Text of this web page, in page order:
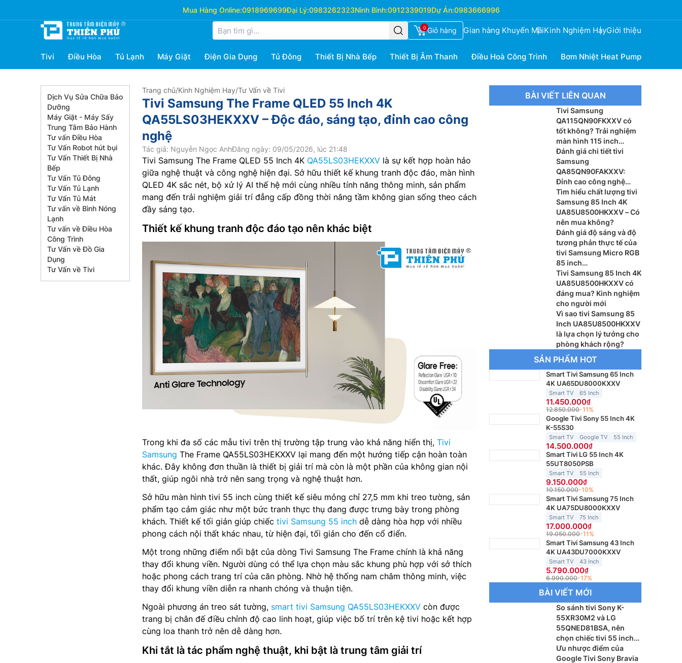
Mua Hàng Online:0918969699Đại Lý:0983262323Ninh Bình:0912339019Dự Án:0983666996
0 Giỏ hàng Gian hàng Khuyến MãiKinh Nghiệm HayGiới thiệu
Tivi Điều Hòa Tủ Lạnh Máy Giặt Điện Gia Dụng Tủ Đông Thiết Bị Nhà Bếp Thiết Bị Âm Thanh Điều Hoà Công Trình Bơm Nhiệt Heat Pump
Dịch Vụ Sửa Chữa Bảo
Dưỡng
Máy Giặt - Máy Sấy
Trung Tâm Bảo Hành
Tư vấn Điều Hòa
Tư Vấn Robot hút bụi
Tư Vấn Thiết Bị Nhà
Bếp
Tư Vấn Tủ Đông
Tư Vấn Tủ Lạnh
Tư Vấn Tủ Mát
Tư vấn về Bình Nóng
Lạnh
Tư vấn về Điều Hòa
Công Trình
Tư Vấn về Đồ Gia
Dụng
Tư Vấn về Tivi
Trang chủ/Kinh Nghiệm Hay/Tư Vấn về Tivi
Tivi Samsung The Frame QLED 55 Inch 4K
QA55LS03HEKXXV – Độc đáo, sáng tạo, đỉnh cao công
nghệ
Tác giả: Nguyễn Ngọc AnhĐăng ngày: 09/05/2026, lúc 21:48
Tivi Samsung The Frame QLED 55 Inch 4K QA55LS03HEKXXV là sự kết hợp hoàn hảo
giữa nghệ thuật và công nghệ hiện đại. Sở hữu thiết kế khung tranh độc đáo, màn hình
QLED 4K sắc nét, bộ xử lý AI thế hệ mới cùng nhiều tính năng thông minh, sản phẩm
mang đến trải nghiệm giải trí đẳng cấp đồng thời nâng tầm không gian sống theo cách
đầy sáng tạo.
Thiết kế khung tranh độc đáo tạo nên khác biệt
Trong khi đa số các mẫu tivi trên thị trường tập trung vào khả năng hiển thị, Tivi
Samsung The Frame QA55LS03HEKXXV lại mang đến một hướng tiếp cận hoàn toàn
khác. Đây không đơn thuần là thiết bị giải trí mà còn là một phần của không gian nội
thất, giúp ngôi nhà trở nên sang trọng và nghệ thuật hơn.
Sở hữu màn hình tivi 55 inch cùng thiết kế siêu mỏng chỉ 27,5 mm khi treo tường, sản
phẩm tạo cảm giác như một bức tranh thực thụ đang được trưng bày trong phòng
khách. Thiết kế tối giản giúp chiếc tivi Samsung 55 inch dễ dàng hòa hợp với nhiều
phong cách nội thất khác nhau, từ hiện đại, tối giản cho đến cổ điển.
Một trong những điểm nổi bật của dòng Tivi Samsung The Frame chính là khả năng
thay đổi khung viền. Người dùng có thể lựa chọn màu sắc khung phù hợp với sở thích
hoặc phong cách trang trí của căn phòng. Nhờ hệ thống nam châm thông minh, việc
thay đổi khung viền diễn ra nhanh chóng và thuận tiện.
Ngoài phương án treo sát tường, smart tivi Samsung QA55LS03HEKXXV còn được
trang bị chân đế điều chỉnh độ cao linh hoạt, giúp việc bố trí trên kệ tivi hoặc kết hợp
cùng loa thanh trở nên dễ dàng hơn.
Khi tắt là tác phẩm nghệ thuật, khi bật là trung tâm giải trí
BÀI VIẾT LIÊN QUAN
Tivi Samsung
QA115QN90FKXXV có
tốt không? Trải nghiệm
màn hình 115 inch
khổng lồ
Đánh giá chi tiết tivi
Samsung
QA85QN90FAKXXV:
Đỉnh cao công nghệ
Vision AI thế hệ mới
Tìm hiểu chất lượng tivi
Samsung 85 Inch 4K
UA85U8500HKXXV – Có
nên mua không?
Đánh giá độ sáng và độ
tương phản thực tế của
tivi Samsung Micro RGB
85 inch
MRA85R95HXKXXV
Tivi Samsung 85 Inch 4K
UA85U8500HKXXV có
đáng mua? Kinh nghiệm
cho người mới
Vì sao tivi Samsung 85
Inch UA85U8500HKXXV
là lựa chọn lý tưởng cho
phòng khách rộng?
SẢN PHẨM HOT
Smart Tivi Samsung 65 Inch
4K UA65DU8000KXXV
Smart TV 65 Inch
11.450.000
12.850.000-11%
Google Tivi Sony 55 Inch 4K
K-55S30
Smart TV Google TV 55 Inch
14.500.000
Smart Tivi LG 55 Inch 4K
55UT8050PSB
Smart TV 55 Inch
9.150.000
10.150.000-10%
Smart Tivi Samsung 75 Inch
4K UA75DU8000KXXV
Smart TV 75 Inch
17.000.000
19.050.000-11%
Smart Tivi Samsung 43 Inch
4K UA43DU7000KXXV
Smart TV 43 Inch
5.790.000
6.990.000-17%
BÀI VIẾT MỚI
So sánh tivi Sony K-
55XR30M2 và LG
55QNED81BSA, nên
chọn chiếc tivi 55 inch
nào?
Ưu nhược điểm của
Google Tivi Sony Bravia